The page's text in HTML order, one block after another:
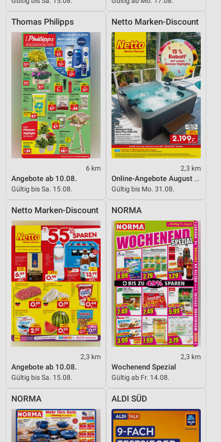
Thomas Philipps
6 km
Angebote ab 10.08.
Gültig bis Sa. 15.08.
Netto Marken-Discount
2,3 km
Online-Angebote August 2026
Gültig bis Mo. 31.08.
Netto Marken-Discount
2,3 km
Angebote ab 10.08.
Gültig bis Sa. 15.08.
NORMA
2,3 km
Wochenend Spezial
Gültig ab Fr. 14.08.
NORMA ALDI SÜD
Analyse von Zielgruppen durch Statistiken oder
Kombinationen von Daten aus verschiedenen
Quellen
Entwicklung und Verbesserung der Angebote
Verwendung reduzierter Daten zur Auswahl von
Inhalten
IAB-Besonderheiten:
Verwendung genauer Standortdaten
Geräte anhand von aktiv angeforderten
Nicht-IAB-Verarbeitungszwecke:
Notwendig
Performance
Funktional
Werbung